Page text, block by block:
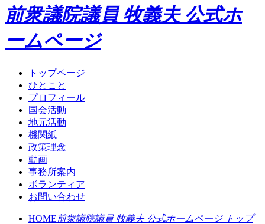
前衆議院議員 牧義夫 公式ホ
ームページ
トップページ
ひとこと
プロフィール
国会活動
地元活動
機関紙
政策理念
動画
事務所案内
ボランティア
お問い合わせ
HOME前衆議院議員 牧義夫 公式ホームページ トップ